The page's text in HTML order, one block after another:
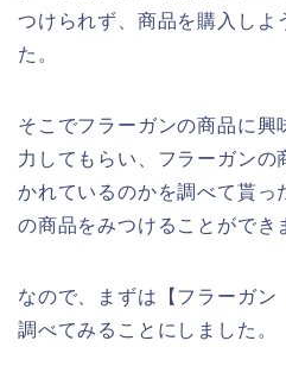
つけられず、商品を購入しよ
た。
そこでフラーガンの商品に興
力してもらい、フラーガンの
かれているのかを調べて貰っ
の商品をみつけることができ
なので、まずは【フラーガ
調べてみることにしました。